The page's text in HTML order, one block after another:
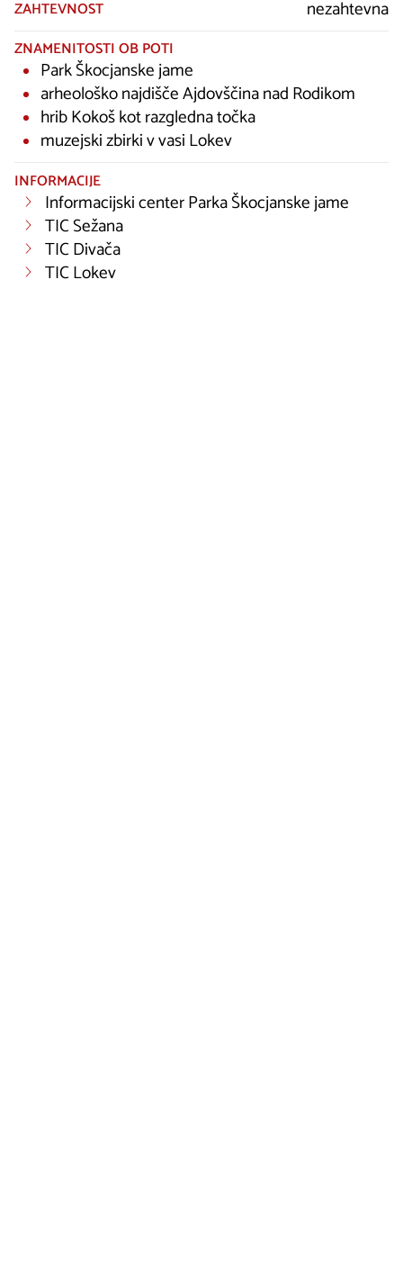
ZAHTEVNOST nezahtevna
ZNAMENITOSTI OB POTI
Park Škocjanske jame
arheološko najdišče Ajdovščina nad Rodikom
hrib Kokoš kot razgledna točka
muzejski zbirki v vasi Lokev
INFORMACIJE
Informacijski center Parka Škocjanske jame
TIC Sežana
TIC Divača
TIC Lokev